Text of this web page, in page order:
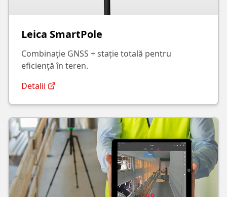
Leica SmartPole
Combinație GNSS + stație totală pentru
eficiență în teren.
Detalii